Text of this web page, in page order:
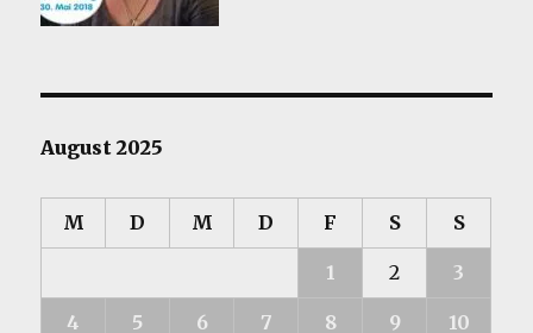
August 2025
M D M D F S S
1 2 3
4 5 6 7 8 9 10